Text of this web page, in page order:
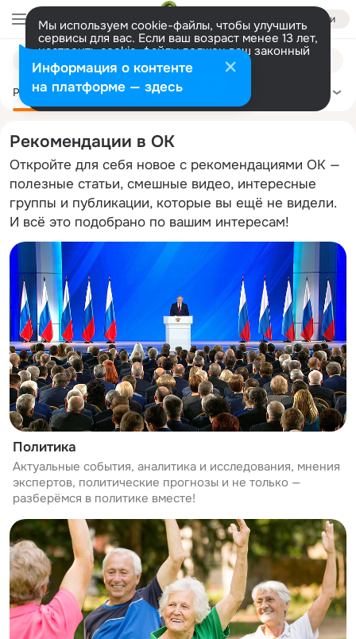
Войти
Мы используем cookie-файлы, чтобы улучшить
сервисы для вас. Если ваш возраст менее 13 лет,
настроить cookie-файлы должен ваш законный
представитель. Больше информации
Разрешить все Настроить
темам
Рекомендации Политика Здоровье Сделай сам
Рекомендации в ОК
Откройте для себя новое с рекомендациями ОК —
полезные статьи, смешные видео, интересные
группы и публикации, которые вы ещё не видели.
И всё это подобрано по вашим интересам!
Политика
Актуальные события, аналитика и исследования, мнения
экспертов, политические прогнозы и не только —
разберёмся в политике вместе!
Информация о контенте
на платформе — здесь